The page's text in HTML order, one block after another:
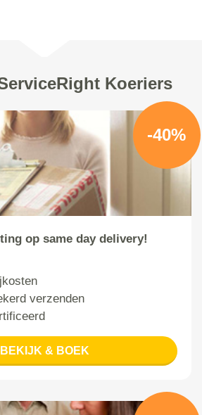
Koeriers
-40%
op same day delivery!
verzenden
BEKIJK & BOEK